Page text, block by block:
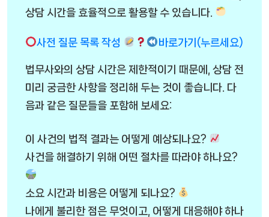
상담 시간을 효율적으로 활용할 수 있습니다.
사전 질문 목록 작성 바로가기(누르세요)
법무사와의 상담 시간은 제한적이기 때문에, 상담 전
미리 궁금한 사항을 정리해 두는 것이 좋습니다. 다
음과 같은 질문들을 포함해 보세요:
이 사건의 법적 결과는 어떻게 예상되나요?
사건을 해결하기 위해 어떤 절차를 따라야 하나요?
소요 시간과 비용은 어떻게 되나요?
나에게 불리한 점은 무엇이고, 어떻게 대응해야 하나